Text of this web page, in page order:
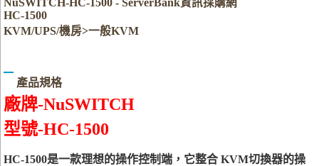
NuSWITCH-HC-1500 - ServerBank資訊採購網
HC-1500
KVM/UPS/機房>一般KVM
產品規格
廠牌-NuSWITCH
型號-HC-1500
HC-1500是一款理想的操作控制端，它整合 KVM切換器的操